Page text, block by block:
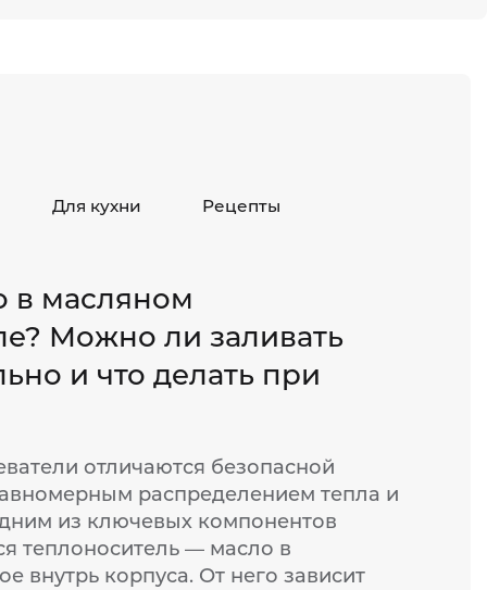
Для кухни Рецепты
в масляном
Можно ли заливать
и что делать при
отличаются безопасной
распределением тепла и
из ключевых компонентов
теплоноситель — масло в
внутрь корпуса. От него зависит